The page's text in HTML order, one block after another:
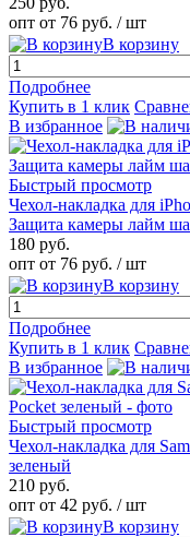
опт от 76 руб. / шт
В корзину
Подробнее
Купить в 1 клик
В избранное
Быстрый просмотр
Чехол-накладка для
Защита камеры лайм
180 руб.
опт от 76 руб. / шт
В корзину
Подробнее
Купить в 1 клик
В избранное
Быстрый просмотр
Чехол-накладка для
зеленый
210 руб.
опт от 42 руб. / шт
В корзину